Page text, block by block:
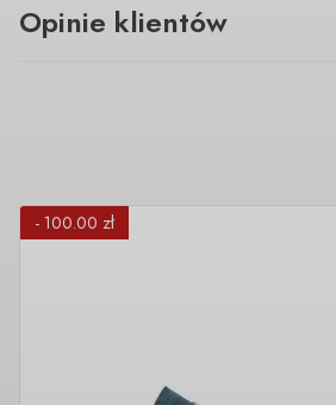
Opinie klientów
- 100.00 zł